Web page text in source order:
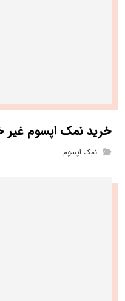
خرید نمک اپسوم غیر
نمک اپسوم